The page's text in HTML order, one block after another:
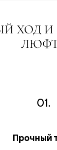
ХОД И
01.
Прочный